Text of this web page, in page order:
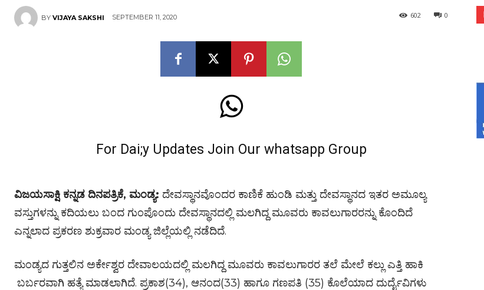
BY VIJAYA SAKSHI SEPTEMBER 11, 2020 0
602
For Dai;y Updates Join Our whatsapp Group
ವಿಜಯಸಾಕ್ಷಿ ಕನ್ನಡ ದಿನಪತ್ರಿಕೆ, ಮಂಡ್ಯ: ದೇವಸ್ಥಾನವೊಂದರ ಕಾಣಿಕೆ ಹುಂಡಿ ಮತ್ತು ದೇವಸ್ಥಾನದ ಇತರ ಅಮೂಲ್ಯ
ವಸ್ತುಗಳನ್ನು ಕದಿಯಲು ಬಂದ ಗುಂಪೊಂದು ದೇವಸ್ಥಾನದಲ್ಲಿ ಮಲಗಿದ್ದ ಮೂವರು ಕಾವಲುಗಾರರನ್ನು ಕೊಂದಿದೆ
ಎನ್ನಲಾದ ಪ್ರಕರಣ ಶುಕ್ರವಾರ ಮಂಡ್ಯ ಜಿಲ್ಲೆಯಲ್ಲಿ ನಡೆದಿದೆ.
ಮಂಡ್ಯದ ಗುತ್ತಲಿನ ಅರ್ಕೇಶ್ವರ ದೇವಾಲಯದಲ್ಲಿ ಮಲಗಿದ್ದ ಮೂವರು ಕಾವಲುಗಾರರ ತಲೆ ಮೇಲೆ ಕಲ್ಲು ಎತ್ತಿ ಹಾಕಿ
ಬರ್ಬರವಾಗಿ ಹತ್ಯೆ ಮಾಡಲಾಗಿದೆ. ಪ್ರಕಾಶ(34), ಆನಂದ(33) ಹಾಗೂ ಗಣಪತಿ (35) ಕೊಲೆಯಾದ ದುರ್ದೈವಿಗಳು